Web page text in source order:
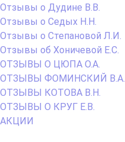
Отзывы о Дудине В.В.
Отзывы о Седых Н.Н.
Отзывы о Степановой Л.И.
Отзывы об Хоничевой Е.С.
ОТЗЫВЫ О ЦЮПА О.А.
ОТЗЫВЫ ФОМИНСКИЙ В.А.
ОТЗЫВЫ КОТОВА В.Н.
ОТЗЫВЫ О КРУГ Е.В.
АКЦИИ